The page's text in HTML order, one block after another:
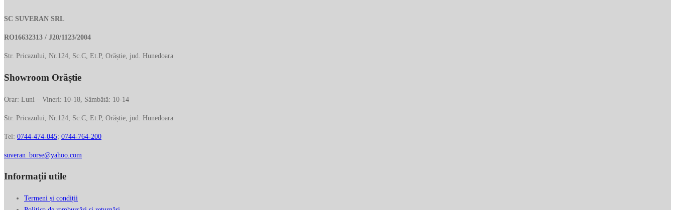
piele
naturala
6794
SC SUVERAN SRL
RO16632313 / J20/1123/2004
Str. Pricazului, Nr.124, Sc.C, Et.P, Orăștie, jud. Hunedoara
Showroom Orăștie
Orar: Luni – Vineri: 10-18, Sâmbătă: 10-14
Str. Pricazului, Nr.124, Sc.C, Et.P, Orăștie, jud. Hunedoara
Tel: 0744-474-045; 0744-764-200
suveran_borse@yahoo.com
Informații utile
Termeni și condiții